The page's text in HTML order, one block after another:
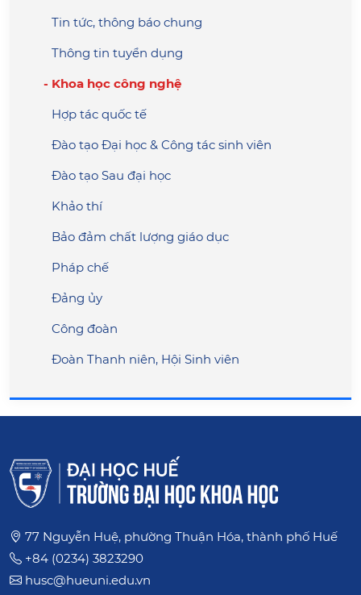
Tin tức, thông báo chung
Thông tin tuyển dụng
Khoa học công nghệ
Hợp tác quốc tế
Đào tạo Đại học & Công tác sinh viên
Đào tạo Sau đại học
Khảo thí
Bảo đảm chất lượng giáo dục
Pháp chế
Đảng ủy
Công đoàn
Đoàn Thanh niên, Hội Sinh viên
77 Nguyễn Huệ, phường Thuận Hóa, thành phố Huế
+84 (0234) 3823290
husc@hueuni.edu.vn